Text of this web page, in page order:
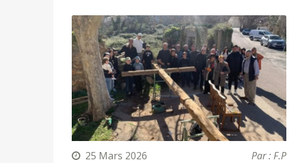
25 Mars 2026 Par : F.P